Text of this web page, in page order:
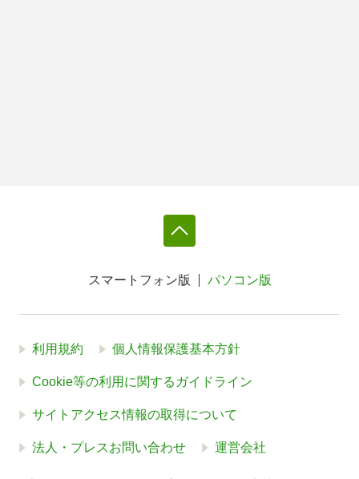
スマートフォン版 パソコン版
利用規約 個人情報保護基本方針
Cookie等の利用に関するガイドライン
サイトアクセス情報の取得について
法人・プレスお問い合わせ 運営会社